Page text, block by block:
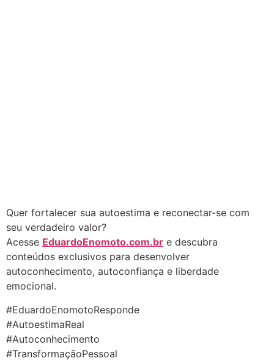
Quer fortalecer sua autoestima e reconectar-se com
seu verdadeiro valor?
Acesse EduardoEnomoto.com.br e descubra
conteúdos exclusivos para desenvolver
autoconhecimento, autoconfiança e liberdade
emocional.
#EduardoEnomotoResponde
#AutoestimaReal
#Autoconhecimento
#TransformaçãoPessoal